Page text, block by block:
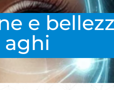
e
aghi